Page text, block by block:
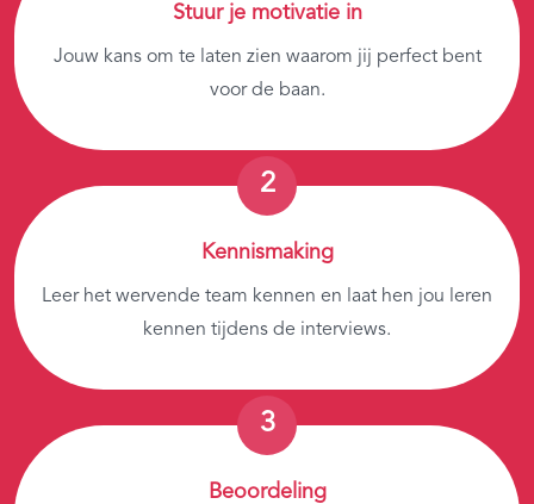
Stuur je motivatie in
Jouw kans om te laten zien waarom jij perfect bent
voor de baan.
Kennismaking
Leer het wervende team kennen en laat hen jou leren
kennen tijdens de interviews.
Beoordeling